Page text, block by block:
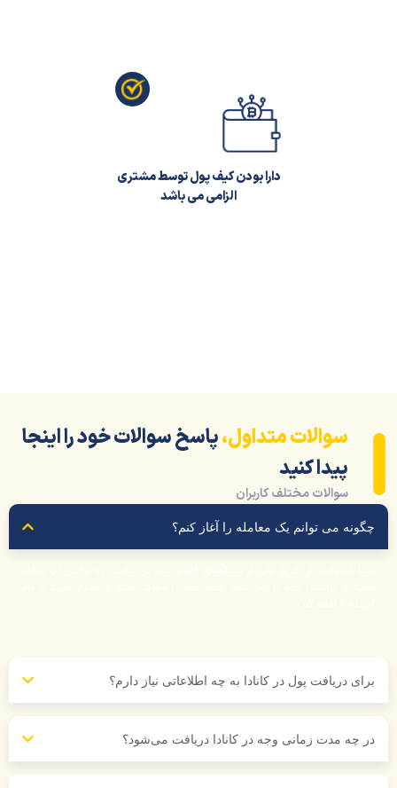
دارا بودن کیف پول توسط مشتری
الزامی می باشد
سوالات متداول،پاسخ سوالات خود را اینجا
پیدا کنید
سوالات مختلف کاربران
می توانم یک معامله را آغاز کنم؟
دریافت پول در کانادا به چه اطلاعاتی نیاز دارم؟
چه مدت زمانی وجه در کانادا دریافت می‌شود؟